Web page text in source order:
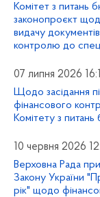
Комітет з
законопроєкт
видачу
контролю до
07 липня 2026
Щодо засідання
фінансового
Комітету з
10 червня 2026
Верховна Рада
Закону України
рік" щодо